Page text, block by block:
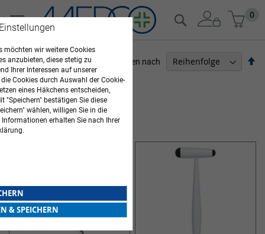
Zum
Inhalt
0
Suche
8Elemente
Sortieren nach
REFLEXHAMMER
ARZTBEDARF
möchten wir weitere Cookies
anzubieten, diese stetig zu
Ihrer Interessen auf unserer
Cookies durch Auswahl der Cookie-
eines Häkchens entscheiden,
"Speichern" bestätigen Sie diese
wählen, willigen Sie in die
erhalten Sie nach Ihrer
& SPEICHERN